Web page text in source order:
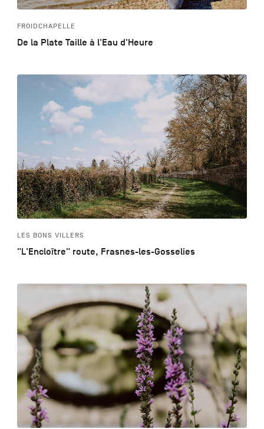
FROIDCHAPELLE
De la Plate Taille à l'Eau d'Heure
LES BONS VILLERS
"L'Encloître" route, Frasnes-les-Gosselies